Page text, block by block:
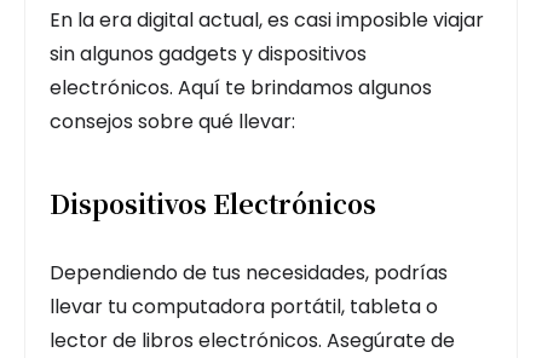
En la era digital actual, es casi imposible viajar
sin algunos gadgets y dispositivos
electrónicos. Aquí te brindamos algunos
consejos sobre qué llevar:
Dispositivos Electrónicos
Dependiendo de tus necesidades, podrías
llevar tu computadora portátil, tableta o
lector de libros electrónicos. Asegúrate de